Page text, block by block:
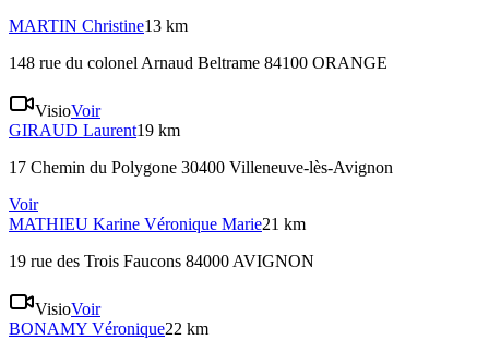
MARTIN Christine13 km
148 rue du colonel Arnaud Beltrame 84100 ORANGE
VisioVoir
GIRAUD Laurent19 km
17 Chemin du Polygone 30400 Villeneuve-lès-Avignon
Voir
MATHIEU Karine Véronique Marie21 km
19 rue des Trois Faucons 84000 AVIGNON
VisioVoir
BONAMY Véronique22 km